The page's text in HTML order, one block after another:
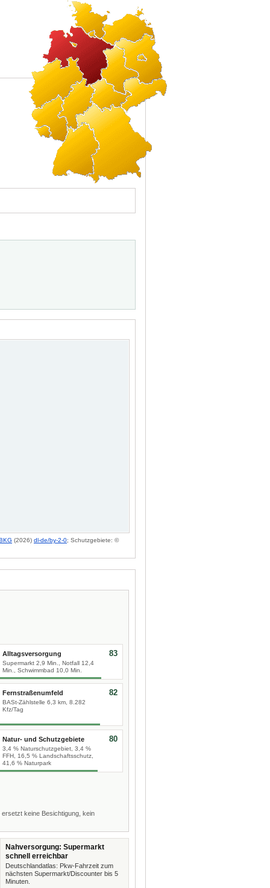
(2026) dl-de/by-2-0; Schutzgebiete: ©
Alltagsversorgung
Supermarkt 2,9 Min., Notfall 12,4
Min., Schwimmbad 10,0 Min.
83
Fernstraßenumfeld
BASt-Zählstelle 6,3 km, 8.282
Kfz/Tag
82
Natur- und Schutzgebiete
3,4 % Naturschutzgebiet, 3,4 %
FFH, 16,5 % Landschaftsschutz,
41,6 % Naturpark
80
ersetzt keine Besichtigung, kein
Nahversorgung: Supermarkt
schnell erreichbar
Deutschlandatlas: Pkw-Fahrzeit zum
nächsten Supermarkt/Discounter bis 5
Minuten.